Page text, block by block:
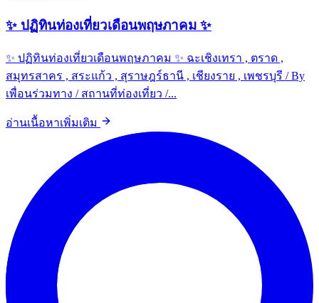
✨ ปฏิทินท่องเที่ยวเดือนพฤษภาคม ✨
✨ ปฏิทินท่องเที่ยวเดือนพฤษภาคม ✨ ฉะเชิงเทรา , ตราด ,
สมุทรสาคร , สระแก้ว , สุราษฎร์ธานี , เชียงราย , เพชรบุรี / By
เพื่อนร่วมทาง / สถานที่ท่องเที่ยว /...
อ่านเนื้อหาเพิ่มเติม